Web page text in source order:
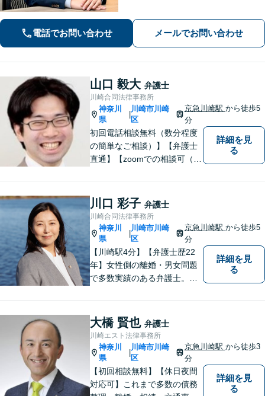
／借金／相続など】人生の困難を取り
除くことをお助けします。【初回面談
無料】【秘密厳守】【子連れ相談可】
電話でお問い合わせ メールでお問い合わせ
山口 毅大 弁護士
川崎合同法律事務所
神奈川
県
川崎市川崎
区
京急川崎駅 から徒歩5
分
初回電話相談無料（数分程度
の簡単なご相談）】【弁護士
直通】【zoomでの相談可（有
始相談可】市民に寄り添った
「街医者」のような弁護士
詳細を見
る
川口 彩子 弁護士
川崎合同法律事務所
神奈川
県
川崎市川崎
区
京急川崎駅 から徒歩5
分
【川崎駅4分】【弁護士歴22
年】女性側の離婚・男女問題
で多数実績のある弁護士。画
お一人の人生を背負っている
自覚を持ち、ご一緒に解決へ
の 道を考えてまいります。ま
ずはお気軽にご相談くださ
い！【子連れ相談OK】
詳細を見
る
大橋 賢也 弁護士
川崎エスト法律事務所
神奈川
県
川崎市川崎
区
京急川崎駅 から徒歩3
分
【初回相談無料】【休日夜間
対応可】これまで多数の債務
詳細を見
る